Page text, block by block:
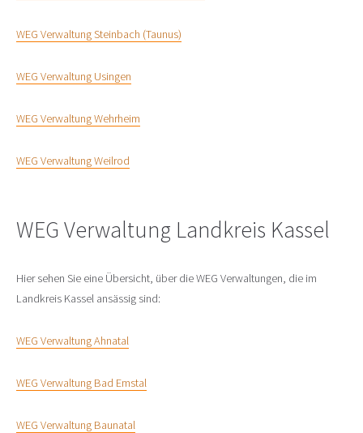
WEG Verwaltung Steinbach (Taunus)
WEG Verwaltung Usingen
WEG Verwaltung Wehrheim
WEG Verwaltung Weilrod
WEG Verwaltung Landkreis Kassel
Hier sehen Sie eine Übersicht, über die WEG Verwaltungen, die im
Landkreis Kassel ansässig sind:
WEG Verwaltung Ahnatal
WEG Verwaltung Bad Emstal
WEG Verwaltung Baunatal